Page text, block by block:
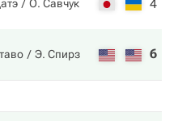
О. Савчук 4
Э. Спирз 6